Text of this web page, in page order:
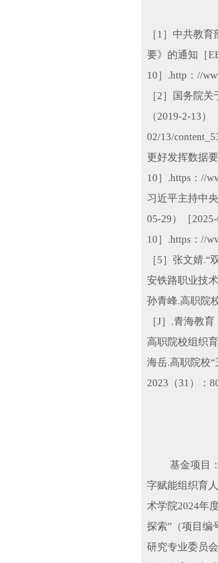
［1］中共教
要》的通知［
10］.http：//
［2］国务院
（2019-2-13
02/13/
更好发挥数据
10］.https：//
习近平主持中
05-29）［
10］.https：//
［5］张文婧
安铁路职业技
孙青峰.高职院
［J］.青海教
高职院校组织
海岳.高职院校
2023（31）
基金项目：
字赋能组织育
术学院2024年
探索”（项目编
研究专业委员